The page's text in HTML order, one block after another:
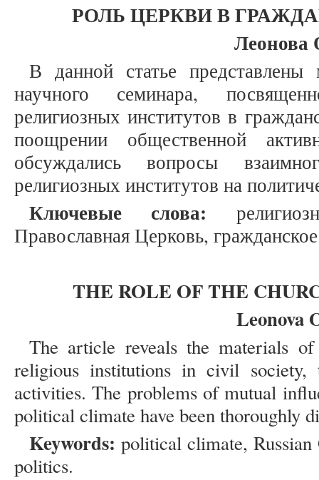
РОЛЬ ЦЕРКВИ В
Леонова
В данной статье представлены
научного семинара,
религиозных институтов в
поощрении общественной
обсуждались вопросы
религиозных институтов на
Ключевые слова:
Православная Церковь,
THE ROLE OF THE
Leonova
The article reveals the materials
religious institutions in civil society,
activities. The problems of mutual
political climate have been thoroughly
Keywords: political climate,
politics.